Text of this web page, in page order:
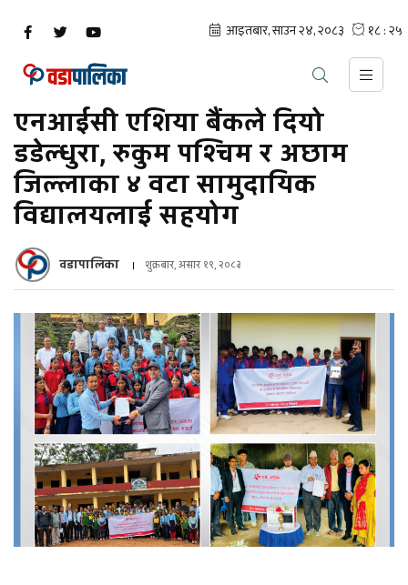
एनआईसी एशिया बैंकले दियो
डडेल्धुरा, रुकुम पश्चिम र अछाम
जिल्लाका ४ वटा सामुदायिक
विद्यालयलाई सहयोग
वडापालिका शुक्रबार, असार १९, २०८३